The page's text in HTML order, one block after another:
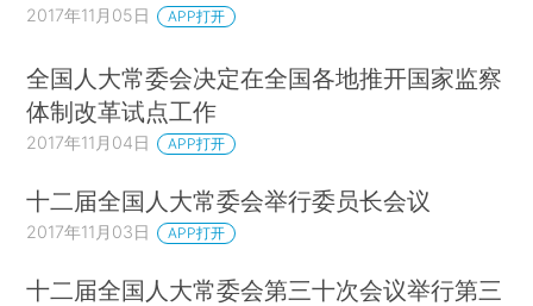
2017年11月05日 APP打开
全国人大常委会决定在全国各地推开国家监察
体制改革试点工作
2017年11月04日 APP打开
十二届全国人大常委会举行委员长会议
2017年11月03日 APP打开
十二届全国人大常委会第三十次会议举行第三